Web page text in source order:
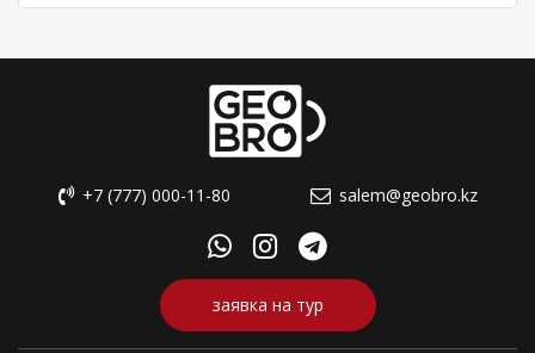
+7 (777) 000-11-80 salem@geobro.kz
заявка на тур